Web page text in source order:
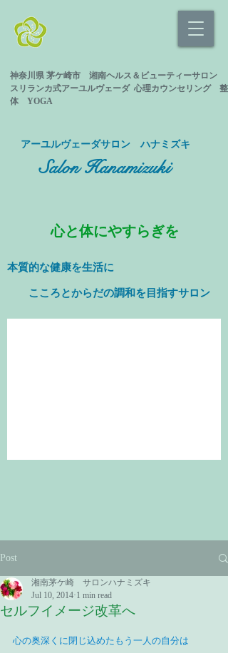
神奈川県 茅ケ崎市 湘南ヘルス＆ビューティーサロン
スリランカ式アーユルヴェーダ 心理カウンセリング 整
体 YOGA
​アーユルヴェーダサロン ハナミズキ
Salon Hanamizuki
心と体にやすらぎを
本質的な健康を生活に
​ こころとからだの調和を目指すサロン
Post
セルフイメージ改革へ
湘南茅ケ崎 サロンハナミズキ
Jul 10, 2014 1 min read
心の奥深くに閉じ込めたもう一人の自分は